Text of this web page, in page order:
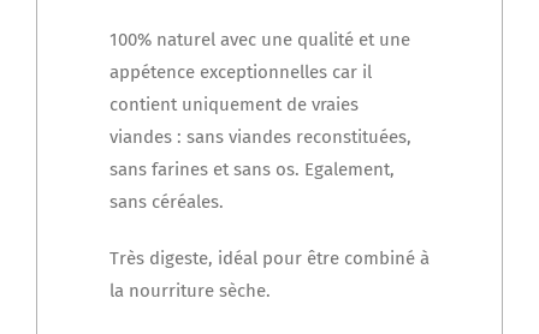
100% naturel avec une qualité et une
appétence exceptionnelles car il
contient uniquement de vraies
viandes : sans viandes reconstituées,
sans farines et sans os. Egalement,
sans céréales.
Très digeste, idéal pour être combiné à
la nourriture sèche.